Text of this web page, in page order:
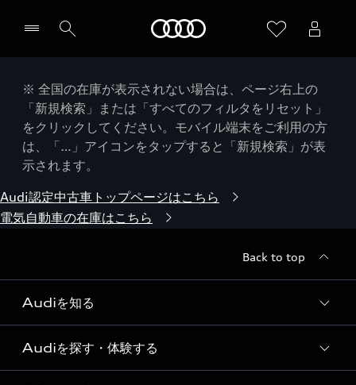
※ 全国の在庫が表示されない場合は、ページ右上の
「新規検索」または「すべてのフィルタをリセット」
をクリックしてください。モバイル端末をご利用の方
は、「…」アイコンをタップすると「新規検索」が表
示されます。
Audi認定中古車トップページはこちら
電気自動車の在庫はこちら
Back to top
Audiを知る
Audi ブランド
Audiを探す・体験する